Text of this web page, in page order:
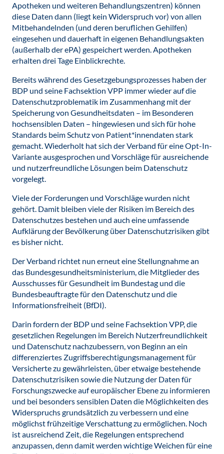
Apotheken und weiteren Behandlungszentren) können
diese Daten dann (liegt kein Widerspruch vor) von allen
Mitbehandelnden (und deren beruflichen Gehilfen)
eingesehen und dauerhaft in eigenen Behandlungsakten
(außerhalb der ePA) gespeichert werden. Apotheken
erhalten drei Tage Einblickrechte.
Bereits während des Gesetzgebungsprozesses haben der
BDP und seine Fachsektion VPP immer wieder auf die
Datenschutzproblematik im Zusammenhang mit der
Speicherung von Gesundheitsdaten – im Besonderen
hochsensiblen Daten – hingewiesen und sich für hohe
Standards beim Schutz von Patient*innendaten stark
gemacht. Wiederholt hat sich der Verband für eine Opt-In-
Variante ausgesprochen und Vorschläge für ausreichende
und nutzerfreundliche Lösungen beim Datenschutz
vorgelegt.
Viele der Forderungen und Vorschläge wurden nicht
gehört. Damit bleiben viele der Risiken im Bereich des
Datenschutzes bestehen und auch eine umfassende
Aufklärung der Bevölkerung über Datenschutzrisiken gibt
es bisher nicht.
Der Verband richtet nun erneut eine Stellungnahme an
das Bundesgesundheitsministerium, die Mitglieder des
Ausschusses für Gesundheit im Bundestag und die
Bundesbeauftragte für den Datenschutz und die
Informationsfreiheit (BfDI).
Darin fordern der BDP und seine Fachsektion VPP, die
gesetzlichen Regelungen im Bereich Nutzerfreundlichkeit
und Datenschutz nachzubessern, von Beginn an ein
differenziertes Zugriffsberechtigungsmanagement für
Versicherte zu gewährleisten, über etwaige bestehende
Datenschutzrisiken sowie die Nutzung der Daten für
Forschungszwecke auf europäischer Ebene zu informieren
und bei besonders sensiblen Daten die Möglichkeiten des
Widerspruchs grundsätzlich zu verbessern und eine
möglichst frühzeitige Verschattung zu ermöglichen. Noch
ist ausreichend Zeit, die Regelungen entsprechend
anzupassen, denn damit werden wichtige Weichen für eine